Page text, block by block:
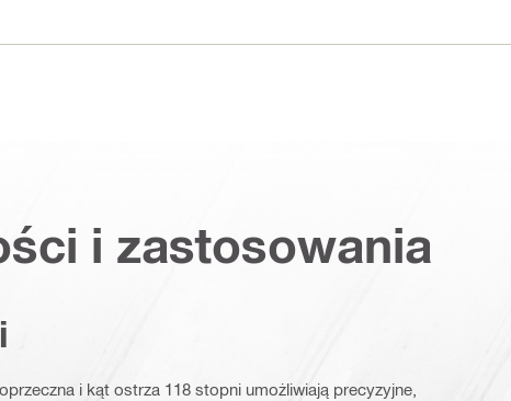
i zastosowania
i kąt ostrza 118 stopni umożliwiają precyzyjne,